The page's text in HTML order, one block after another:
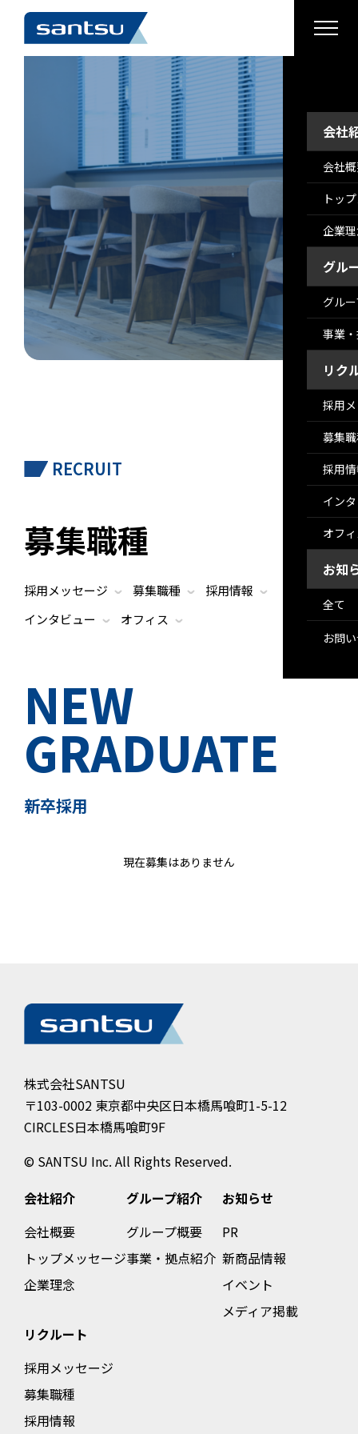
会社
会社
トッ
企業
グル
グル
事業
リク
採用
募集
採用
イン
オフ
お知
全て
お問
RECRUIT
募集職種
採用メッセージ › 募集職種 › 採用情報 ›
インタビュー › オフィス ›
NEW
GRADUATE
新卒採用
現在募集はありません
株式会社SANTSU
〒103-0002 東京都中央区日本橋馬喰町1-5-12
CIRCLES日本橋馬喰町9F
© SANTSU Inc. All Rights Reserved.
会社紹介
会社概要
トップメッセージ
企業理念
グループ紹介
グループ概要
事業・拠点紹介
お知らせ
PR
新商品情報
イベント
メディア掲載
リクルート
採用メッセージ
募集職種
採用情報